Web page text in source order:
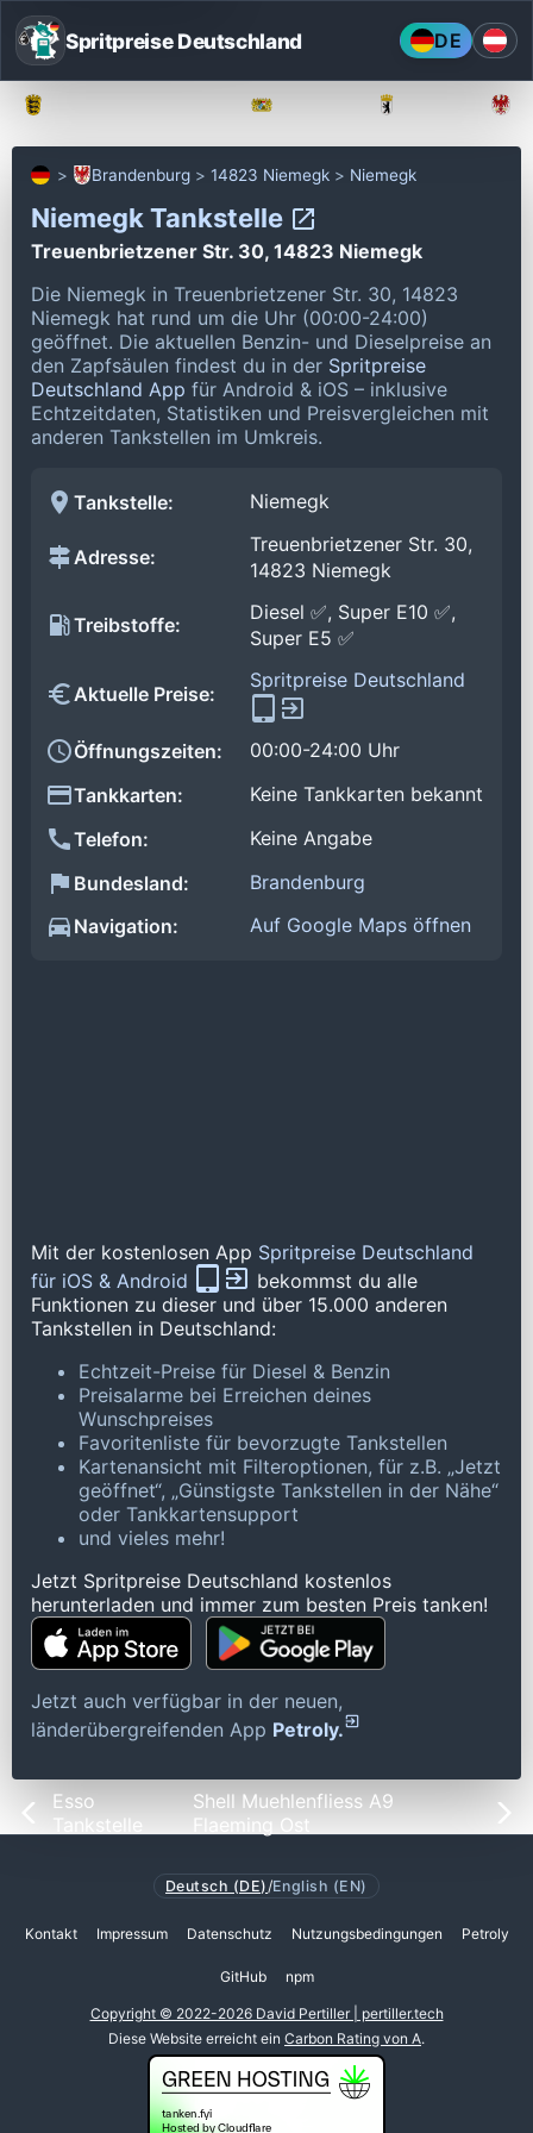
Spritpreise Deutschland DE
Brandenburg 14823 Niemegk Niemegk
Niemegk Tankstelle
Treuenbrietzener Str. 30, 14823 Niemegk
Die Niemegk in Treuenbrietzener Str. 30, 14823
Niemegk hat rund um die Uhr (00:00-24:00)
geöffnet. Die aktuellen Benzin- und Dieselpreise an
den Zapfsäulen findest du in der Spritpreise
Deutschland App für Android & iOS – inklusive
Echtzeitdaten, Statistiken und Preisvergleichen mit
anderen Tankstellen im Umkreis.
Tankstelle: Niemegk
Adresse:
Treuenbrietzener Str. 30,
14823 Niemegk
Treibstoffe:
Diesel ✅, Super E10 ✅,
Super E5 ✅
Aktuelle Preise:
Spritpreise Deutschland
Öffnungszeiten:
00:00-24:00 Uhr
Tankkarten:
Keine Tankkarten bekannt
Telefon:
Keine Angabe
Bundesland:
Brandenburg
Navigation:
Auf Google Maps öffnen
Mit der kostenlosen App Spritpreise Deutschland
für iOS & Android
bekommst du alle
Funktionen zu dieser und über 15.000 anderen
Tankstellen in Deutschland:
Echtzeit-Preise für Diesel & Benzin
Preisalarme bei Erreichen deines
Wunschpreises
Favoritenliste für bevorzugte Tankstellen
Kartenansicht mit Filteroptionen, für z.B. „Jetzt
geöffnet“, „Günstigste Tankstellen in der Nähe“
oder Tankkartensupport
und vieles mehr!
Jetzt Spritpreise Deutschland kostenlos
herunterladen und immer zum besten Preis tanken!
Jetzt auch verfügbar in der neuen,
länderübergreifenden App Petroly.
Esso
Tankstelle
Shell Muehlenfliess A9
Flaeming Ost
Deutsch (DE) /English (EN)
Kontakt Impressum Datenschutz Nutzungsbedingungen Petroly
GitHub npm
Copyright © 2022-2026 David Pertiller | pertiller.tech
Diese Website erreicht ein Carbon Rating von A.